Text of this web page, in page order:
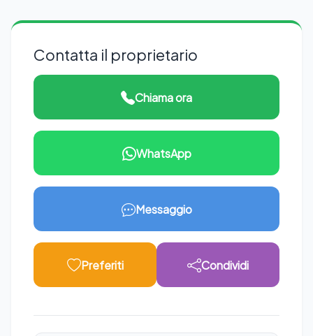
Contatta il proprietario
Chiama ora
WhatsApp
Messaggio
Preferiti Condividi